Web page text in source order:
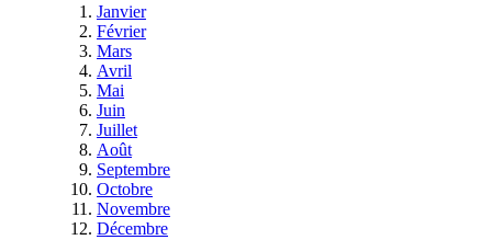
Janvier
Février
Mars
Avril
Mai
Juin
Juillet
Août
Septembre
Octobre
Novembre
Décembre